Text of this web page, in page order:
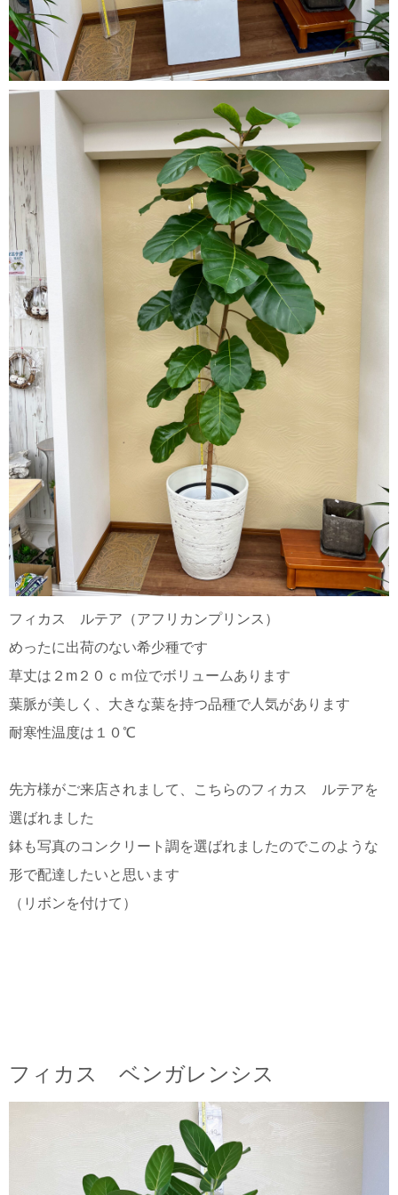
フィカス ルテア（アフリカンプリンス）
めったに出荷のない希少種です
草丈は２m２０ｃｍ位でボリュームあります
葉脈が美しく、大きな葉を持つ品種で人気があります
耐寒性温度は１０℃
先方様がご来店されまして、こちらのフィカス ルテアを
選ばれました
鉢も写真のコンクリート調を選ばれましたのでこのような
形で配達したいと思います
（リボンを付けて）
フィカス ベンガレンシス